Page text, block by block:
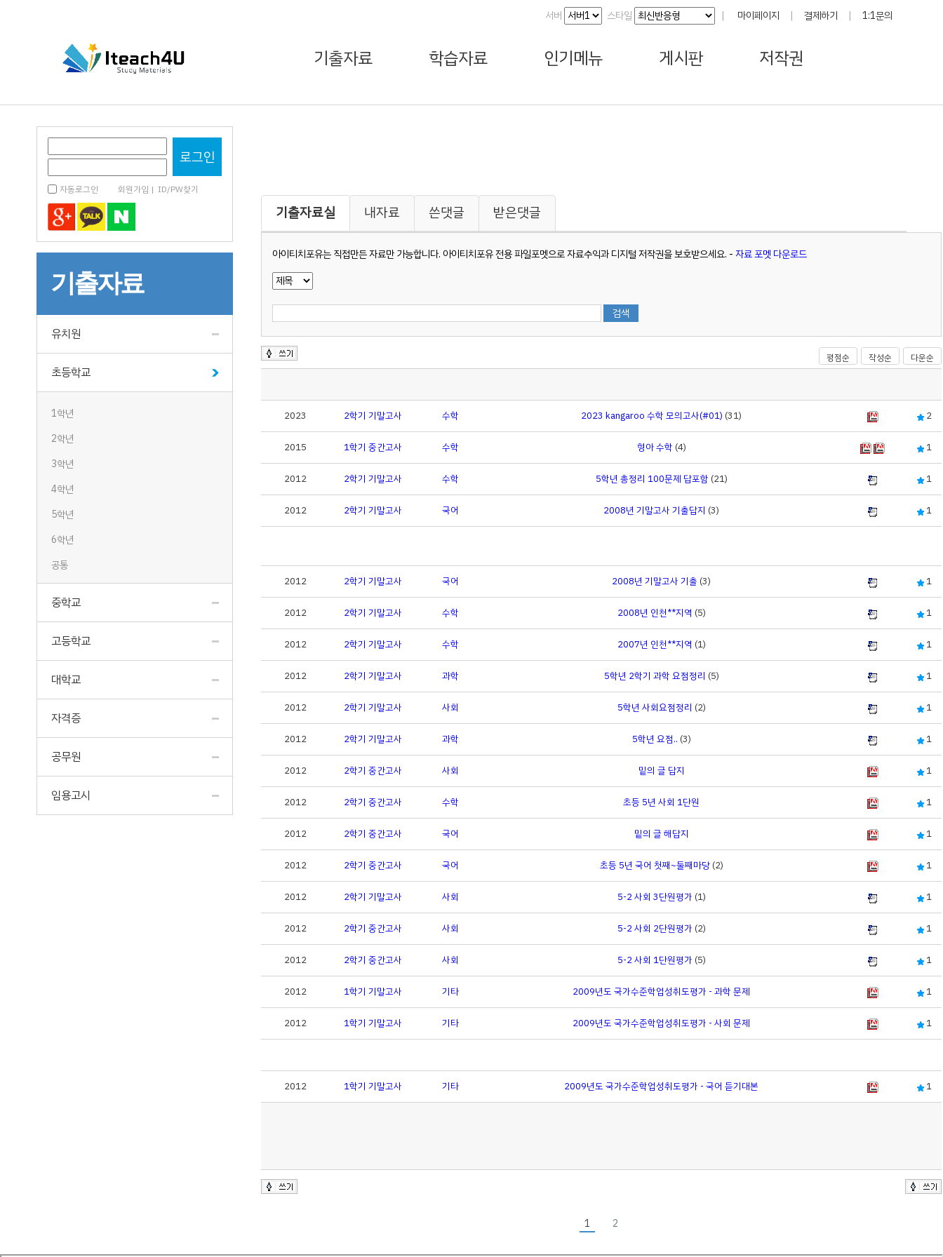
서버 스타일 | 마이페이지 | 결제하기 | 1:1문의
기출자료 학습자료 인기메뉴 게시판 저작권
자동로그인 회원가입 | ID/PW찾기
기출자료
유치원
초등학교
1학년
2학년
3학년
4학년
5학년
6학년
공통
중학교
고등학교
대학교
자격증
공무원
임용고시
기출자료실 내자료 쓴댓글 받은댓글
아이티치포유는 직접만든 자료만 가능합니다. 아이티치포유 전용 파일포멧으로 자료수익과 디지털 저작권을 보호받으세요. -자료 포멧 다운로드
평점순 작성순 다운순
2023 2학기 기말고사 수학 2023 kangaroo 수학 모의고사(#01) (31) 2
2015 1학기 중간고사 수학 형아 수학 (4) 1
2012 2학기 기말고사 수학 5학년 총정리 100문제 답포함 (21) 1
2012 2학기 기말고사 국어 2008년 기말고사 기출답지 (3) 1
2012 2학기 기말고사 국어 2008년 기말고사 기출 (3) 1
2012 2학기 기말고사 수학 2008년 인천**지역 (5) 1
2012 2학기 기말고사 수학 2007년 인천**지역 (1) 1
2012 2학기 기말고사 과학 5학년 2학기 과학 요점정리 (5) 1
2012 2학기 기말고사 사회 5학년 사회요점정리 (2) 1
2012 2학기 기말고사 과학 5학년 요점.. (3) 1
2012 2학기 중간고사 사회 밑의 글 답지 1
2012 2학기 중간고사 수학 초등 5년 사회 1단원 1
2012 2학기 중간고사 국어 밑의 글 해답지 1
2012 2학기 중간고사 국어 초등 5년 국어 첫째~둘째마당(2) 1
2012 2학기 기말고사 사회 5-2 사회 3단원평가 (1) 1
2012 2학기 중간고사 사회 5-2 사회 2단원평가 (2) 1
2012 2학기 중간고사 사회 5-2 사회 1단원평가 (5) 1
2012 1학기 기말고사 기타 2009년도 국가수준학업성취도평가 - 과학 문제 1
2012 1학기 기말고사 기타 2009년도 국가수준학업성취도평가 - 사회 문제 1
2012 1학기 기말고사 기타 2009년도 국가수준학업성취도평가 - 국어 듣기대본 1
1 2